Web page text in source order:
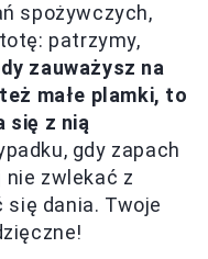
spożywczych,
patrzymy,
zauważysz na
małe plamki, to
się z nią
gdy zapach
nie zwlekać z
się dania. Twoje